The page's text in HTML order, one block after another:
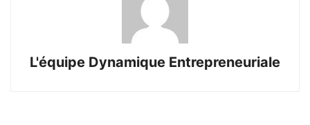
L'équipe Dynamique Entrepreneuriale